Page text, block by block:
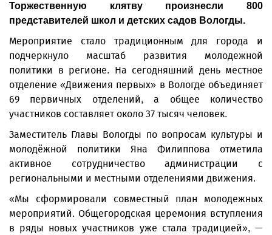
Торжественную клятву произнесли 800
представителей школ и детских садов Вологды.
Мероприятие стало традиционным для города и
подчеркнуло масштаб развития молодежной
политики в регионе. На сегодняшний день местное
отделение «Движения первых» в Вологде объединяет
69 первичных отделений, а общее количество
участников составляет около 37 тысяч человек.
Заместитель Главы Вологды по вопросам культуры и
молодёжной политики Яна Филиппова отметила
активное сотрудничество администрации с
региональными и местными отделениями движения.
«Мы сформировали совместный план молодежных
мероприятий. Общегородская церемония вступления
в ряды новых участников уже стала традицией», —